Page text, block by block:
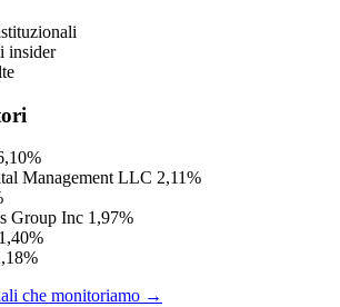
insider
Management LLC 2,11%
Group Inc 1,97%
1,40%
che monitoriamo →